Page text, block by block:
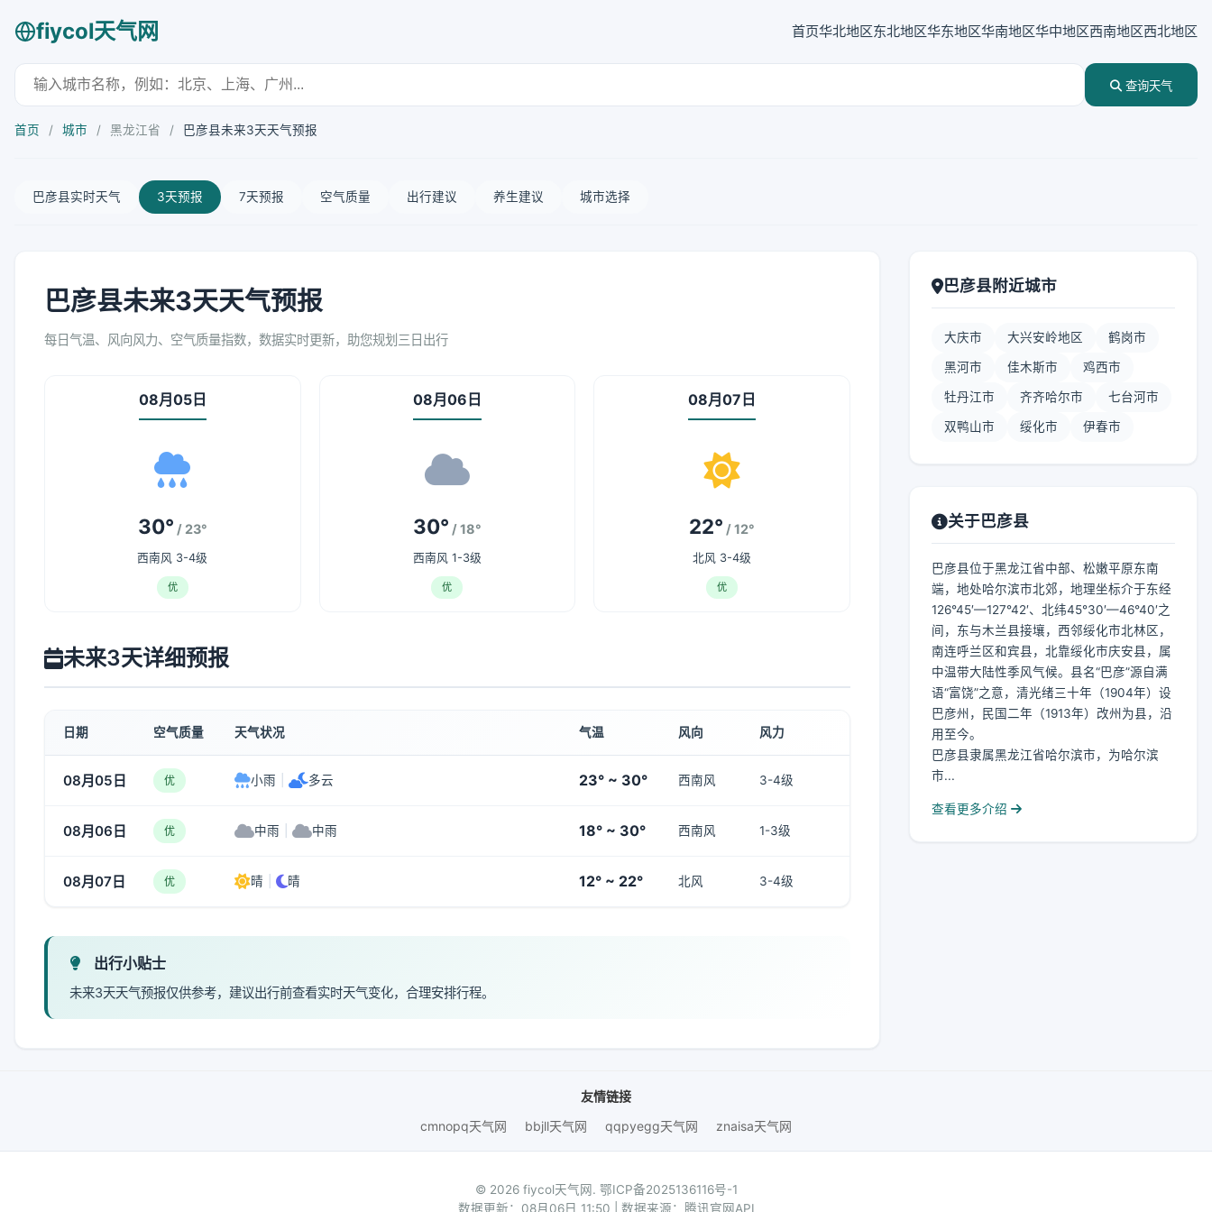
fiycol天气网 首页华北地区东北地区华东地区华南地区华中地区西南地区西北地区
查询天气
首页 / 城市 / 黑龙江省 / 巴彦县未来3天天气预报
巴彦县实时天气 3天预报 7天预报 空气质量 出行建议 养生建议 城市选择
巴彦县未来3天天气预报
每日气温、风向风力、空气质量指数，数据实时更新，助您规划三日出行
08月05日
30° / 23°
西南风 3-4级
优
08月06日
30° / 18°
西南风 1-3级
优
08月07日
22° / 12°
北风 3-4级
优
未来3天详细预报
日期 空气质量 天气状况 气温 风向 风力
08月05日 优 小雨 多云 23° ~ 30° 西南风 3-4级
08月06日 优 中雨 中雨 18° ~ 30° 西南风 1-3级
08月07日 优 晴 晴 12° ~ 22° 北风 3-4级
出行小贴士
未来3天天气预报仅供参考，建议出行前查看实时天气变化，合理安排行程。
巴彦县附近城市
大庆市 大兴安岭地区 鹤岗市
黑河市 佳木斯市 鸡西市
牡丹江市 齐齐哈尔市 七台河市
双鸭山市 绥化市 伊春市
关于巴彦县
巴彦县位于黑龙江省中部、松嫩平原东南
端，地处哈尔滨市北郊，地理坐标介于东经
126°45′—127°42′、北纬45°30′—46°40′之
间，东与木兰县接壤，西邻绥化市北林区，
南连呼兰区和宾县，北靠绥化市庆安县，属
中温带大陆性季风气候。县名“巴彦”源自满
语“富饶”之意，清光绪三十年（1904年）设
巴彦州，民国二年（1913年）改州为县，沿
用至今。
巴彦县隶属黑龙江省哈尔滨市，为哈尔滨
市...
查看更多介绍
友情链接
cmnopq天气网
bbjll天气网 qqpyegg天气网 znaisa天气网
© 2026 fiycol天气网. 鄂ICP备2025136116号-1
数据更新：08月06日 11:50 | 数据来源：腾讯官网API